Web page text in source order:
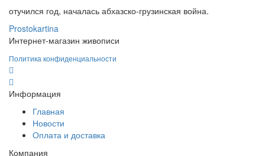
отучился год, началась абхазско-грузинская война.
Prostokartina
Интернет-магазин живописи
Политика конфиденциальности
Информация
Главная
Новости
Оплата и доставка
Компания